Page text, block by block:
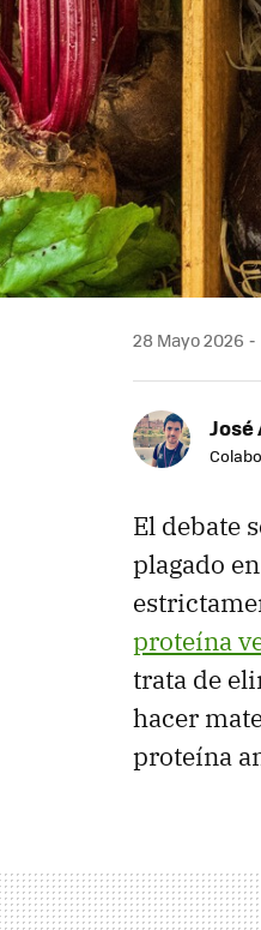
28 Mayo 2026
José
El debate
plagado
proteína
trata de
hacer
proteína